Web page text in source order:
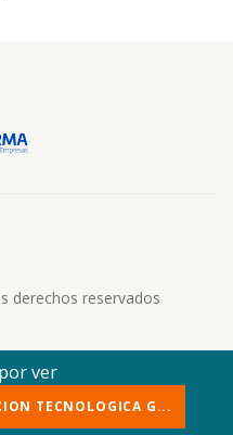
derechos reservados
ver
TECNOLOGICA G...